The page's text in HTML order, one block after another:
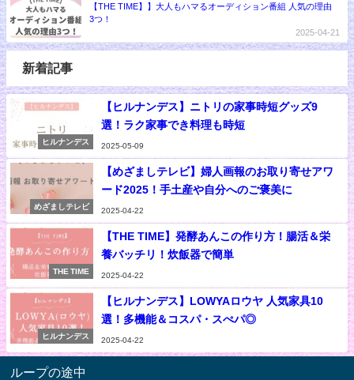
2025-04-21
【THE TIME】】大人もハマるオーディション番組 人気の理由
3つ！
新着記事
ヒルナンデス
【ヒルナンデス】ニトリの家事時短グッズ9
選！ラク家事でき料理も時短
2025-05-09
めざましテレビ
【めざましテレビ】婦人画報のお取り寄せアワ
ード2025！手土産や自分へのご褒美に
2025-04-22
THE TIME
【THE TIME】発酵あんこの作り方！腸活＆栄
養バッチリ！炊飯器で簡単
2025-04-22
ヒルナンデス
【ヒルナンデス】LOWYAロウヤ 人気家具10
選！多機能＆コスパ・スぺパ◎
2025-04-22
ループの途中